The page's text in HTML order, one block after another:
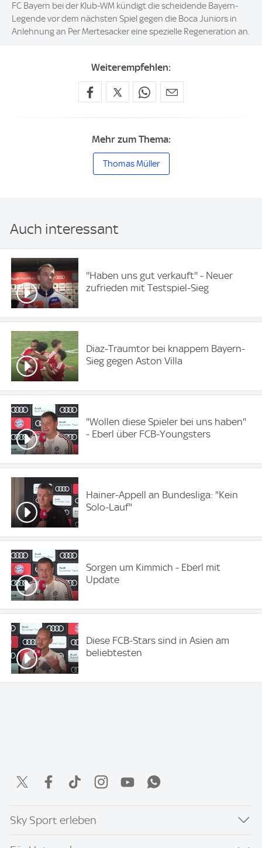
FC Bayern bei der Klub-WM kündigt die scheidende Bayern-
Legende vor dem nächsten Spiel gegen die Boca Juniors in
Anlehnung an Per Mertesacker eine spezielle Regeneration an.
Weiterempfehlen:
Mehr zum Thema:
Thomas Müller
Auch interessant
''Haben uns gut verkauft'' - Neuer
zufrieden mit Testspiel-Sieg
Diaz-Traumtor bei knappem Bayern-
Sieg gegen Aston Villa
"Wollen diese Spieler bei uns haben"
- Eberl über FCB-Youngsters
Hainer-Appell an Bundesliga: "Kein
Solo-Lauf"
Sorgen um Kimmich - Eberl mit
Update
Diese FCB-Stars sind in Asien am
beliebtesten
Sky Sport erleben